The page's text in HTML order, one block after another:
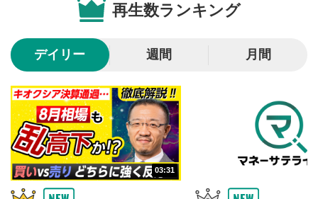
再生数ランキング
デイリー 週間 月間
03:31